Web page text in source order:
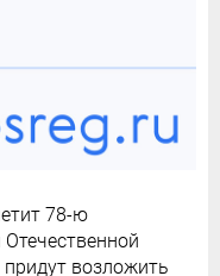
78-ю
возложить